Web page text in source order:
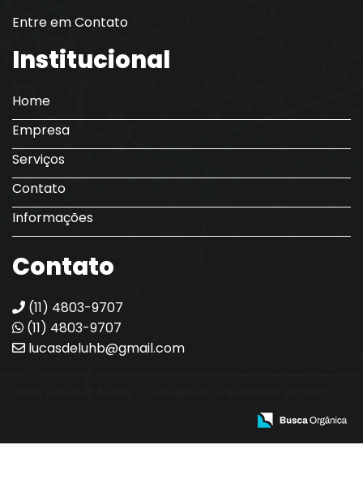
Entre em Contato
Institucional
Home
Empresa
Serviços
Contato
Informações
Contato
(11) 4803-9707
(11) 4803-9707
lucasdeluhb@gmail.com